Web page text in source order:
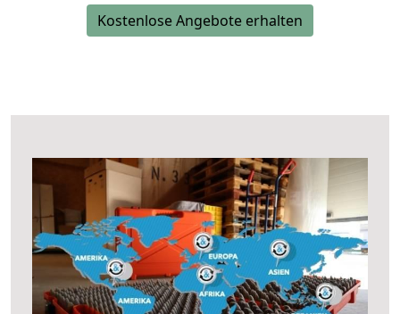
Kostenlose Angebote erhalten